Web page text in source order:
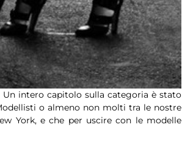
Un intero capitolo sulla categoria è stato
o almeno non molti tra le nostre
York, e che per uscire con le modelle